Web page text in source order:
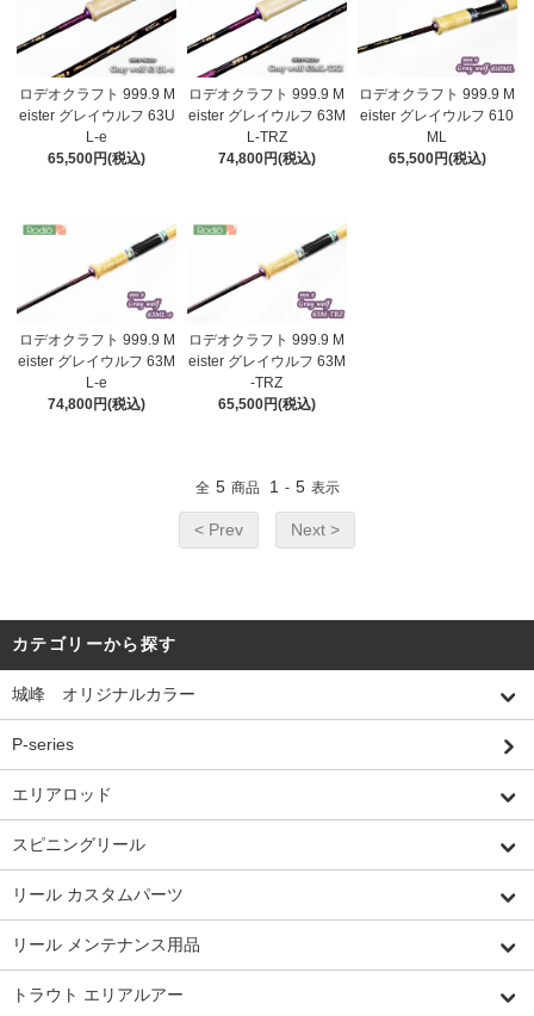
ロデオクラフト 999.9 M
eister グレイウルフ 63U
L-e
65,500円(税込)
ロデオクラフト 999.9 M
eister グレイウルフ 63M
L-TRZ
74,800円(税込)
ロデオクラフト 999.9 M
eister グレイウルフ 610
ML
65,500円(税込)
ロデオクラフト 999.9 M
eister グレイウルフ 63M
L-e
74,800円(税込)
ロデオクラフト 999.9 M
eister グレイウルフ 63M
-TRZ
65,500円(税込)
全 5 商品 1 - 5 表示
< Prev Next >
カテゴリーから探す
城峰 オリジナルカラー
P-series
エリアロッド
スピニングリール
リール カスタムパーツ
リール メンテナンス用品
トラウト エリアルアー